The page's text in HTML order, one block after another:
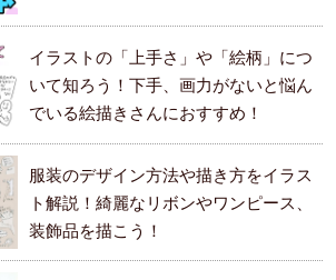
イラストの「上手さ」や「絵柄」につ
いて知ろう！下手、画力がないと悩ん
でいる絵描きさんにおすすめ！
服装のデザイン方法や描き方をイラス
ト解説！綺麗なリボンやワンピース、
装飾品を描こう！